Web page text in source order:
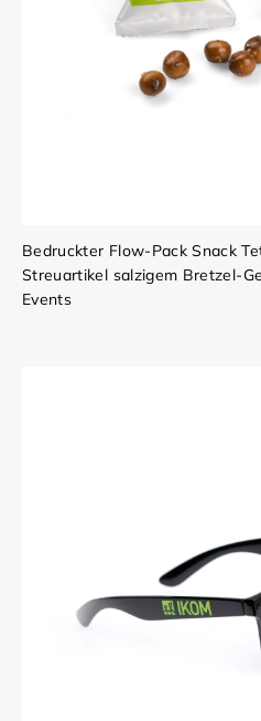
Bedruckter Flow-Pack Snack
Streuartikel salzigem Bretzel-
Events